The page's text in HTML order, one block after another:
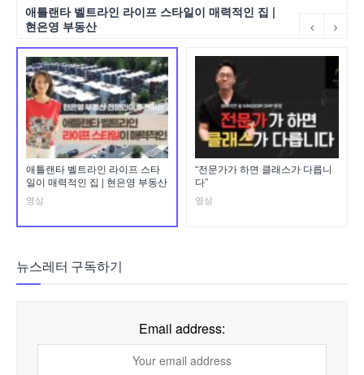
애틀랜타 벨트라인 라이프 스타일이 매력적인 집 |
현은영 부동산
애틀랜타 벨트라인 라이프 스타
일이 매력적인 집 | 현은영 부동산
영상
“전문가가 하면 클래스가 다릅니
다”
영상
뉴스레터 구독하기
Email address: